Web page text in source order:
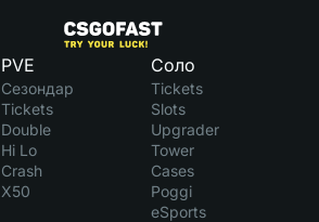
PVE
Сезондар
Tickets
Double
Hi Lo
Crash
X50
Соло
Tickets
Slots
Upgrader
Tower
Cases
Poggi
eSports